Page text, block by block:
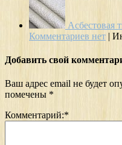
Асбестовая
Комментариев нет |
Добавить свой
Ваш адрес email не будет
помечены *
Комментарий:*